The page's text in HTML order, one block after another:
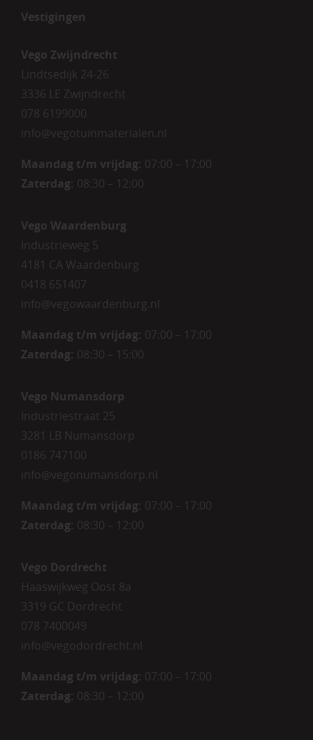
Vestigingen
Vego Zwijndrecht
Lindtsedijk 24-26
3336 LE Zwijndrecht
078 6199000
info@vegotuinmaterialen.nl
Maandag t/m vrijdag: 07:00 – 17:00
Zaterdag: 08:30 – 12:00
Vego Waardenburg
Industrieweg 5
4181 CA Waardenburg
0418 651407
info@vegowaardenburg.nl
Maandag t/m vrijdag: 07:00 – 17:00
Zaterdag: 08:30 – 15:00
Vego Numansdorp
Industriestraat 25
3281 LB Numansdorp
0186 747100
info@vegonumansdorp.nl
Maandag t/m vrijdag: 07:00 – 17:00
Zaterdag: 08:30 – 12:00
Vego Dordrecht
Haaswijkweg Oost 8a
3319 GC Dordrecht
078 7400049
info@vegodordrecht.nl
Maandag t/m vrijdag: 07:00 – 17:00
Zaterdag: 08:30 – 12:00